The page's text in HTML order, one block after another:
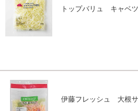
トップバリュ キャベ
伊藤フレッシュ 大根